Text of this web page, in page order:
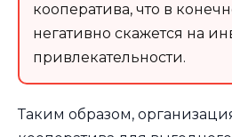
кооператива, что в
негативно скажется на
привлекательности.
Таким образом,